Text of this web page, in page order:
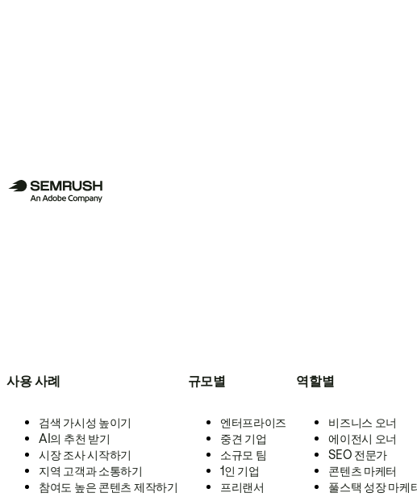
사용 사례
검색 가시성 높이기
AI의 추천 받기
시장 조사 시작하기
지역 고객과 소통하기
참여도 높은 콘텐츠 제작하기
규모별
엔터프라이즈
중견 기업
소규모 팀
1인 기업
프리랜서
역할별
비즈니스 오너
에이전시 오너
SEO 전문가
콘텐츠 마케터
풀스택 성장 마케